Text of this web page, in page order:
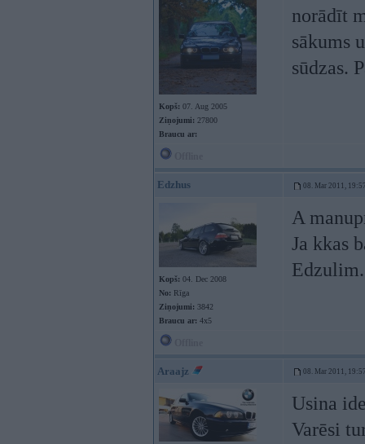
Kopš: 07. Aug 2005
Ziņojumi: 27800
Braucu ar:
norādīt
sākums
sūdzas.
Edzhus 08. Mar 2011,
Kopš: 04. Dec 2008
No: Rīga
Ziņojumi: 3842
Braucu ar: 4x5
A
Ja kkas
Araajz 08. Mar 2011,
Usina
Varēsi